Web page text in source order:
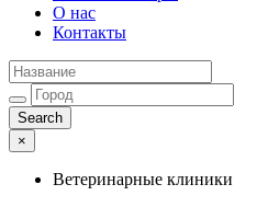
О нас
Контакты
×
Ветеринарные клиники